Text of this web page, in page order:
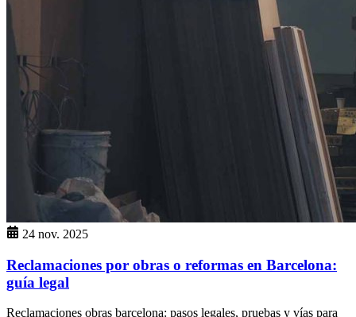
24 nov. 2025
Reclamaciones por obras o reformas en Barcelona:
guía legal
Reclamaciones obras barcelona: pasos legales, pruebas y vías para